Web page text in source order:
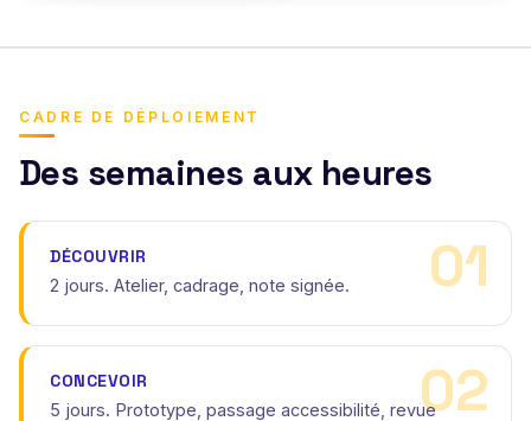
CADRE DE DÉPLOIEMENT
Des semaines aux heures
DÉCOUVRIR
2 jours. Atelier, cadrage, note signée.
CONCEVOIR
5 jours. Prototype, passage accessibilité, revue